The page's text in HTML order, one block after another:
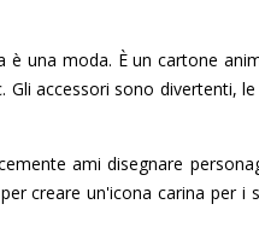
è una moda. È un cartone
accessori sono divertenti,
ami disegnare
creare un'icona carina per i